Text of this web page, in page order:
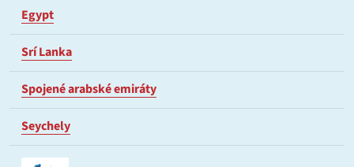
Egypt
Srí Lanka
Spojené arabské emiráty
Seychely